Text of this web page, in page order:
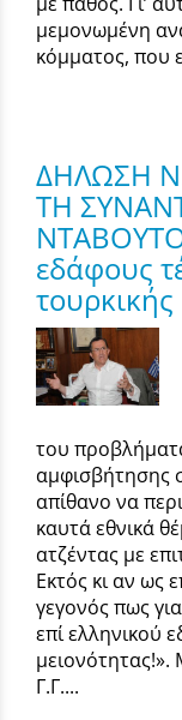
μεμονωμένη
κόμματος, που
ΔΗΛΩΣΗ
ΤΗ
εδάφους
τουρκικής
του
αμφισβήτησης
απίθανο να
καυτά εθνικά
ατζέντας με
Εκτός κι αν ως
γεγονός πως
επί ελληνικού
Γ.Γ....